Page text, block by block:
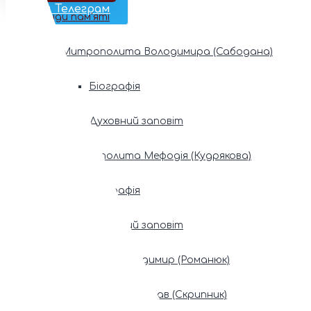
Наш Телеграм
Фонди пам’яті
Митрополита Володимира (Сабодана)
Біографія
Духовний заповіт
Митрополита Мефодія (Кудрякова)
Біографія
Духовний заповіт
Патріарх Володимир (Романюк)
Патріарх Мстислав (Скрипник)